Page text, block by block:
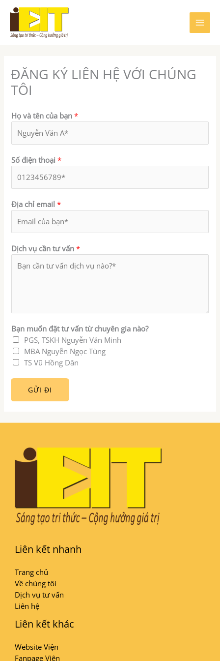
Nhảy
dung
ĐĂNG KÝ LIÊN HỆ VỚI CHÚNG
TÔI
Họ và tên của bạn*
Số điện thoại*
Địa chỉ email*
Dịch vụ cần tư vấn*
Bạn muốn đặt tư vấn từ chuyên gia nào?
PGS, TSKH Nguyễn Văn Minh
MBA Nguyễn Ngọc Tùng
TS Vũ Hồng Dân
GỬI ĐI
Liên kết nhanh
Trang chủ
Về chúng tôi
Dịch vụ tư vấn
Liên hệ
Liên kết khác
Website Viện
Fanpage Viện